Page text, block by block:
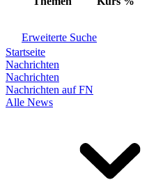
Erweiterte Suche
Startseite
Nachrichten
Nachrichten
Nachrichten auf FN
Alle News